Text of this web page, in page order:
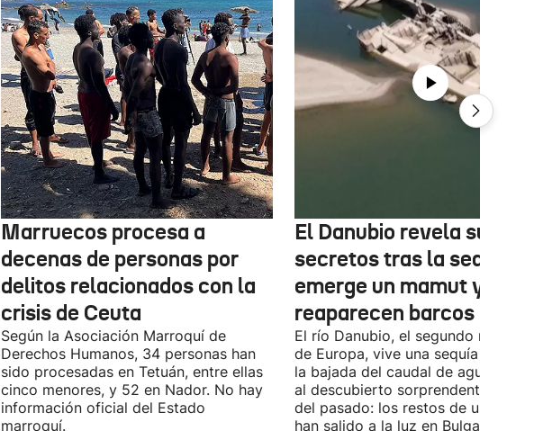
Marruecos procesa a
decenas de personas por
delitos relacionados con la
crisis de Ceuta
Según la Asociación Marroquí de
Derechos Humanos, 34 personas han
sido procesadas en Tetuán, entre ellas
cinco menores, y 52 en Nador. No hay
información oficial del Estado
marroquí.
El Danubio revela sus
secretos tras la sequía:
emerge un mamut y
reaparecen barcos nazis
El río Danubio, el segundo más largo
de Europa, vive una sequía histórica
la bajada del caudal de agua ha
al descubierto sorprendentes
del pasado: los restos de un mamut
han salido a la luz en Bulgaria y